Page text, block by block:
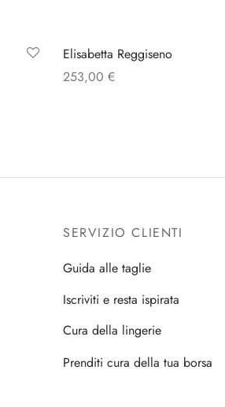
Elisabetta Reggiseno
253,00 €
SERVIZIO CLIENTI
Guida alle taglie
Iscriviti e resta ispirata
Cura della lingerie
Prenditi cura della tua borsa